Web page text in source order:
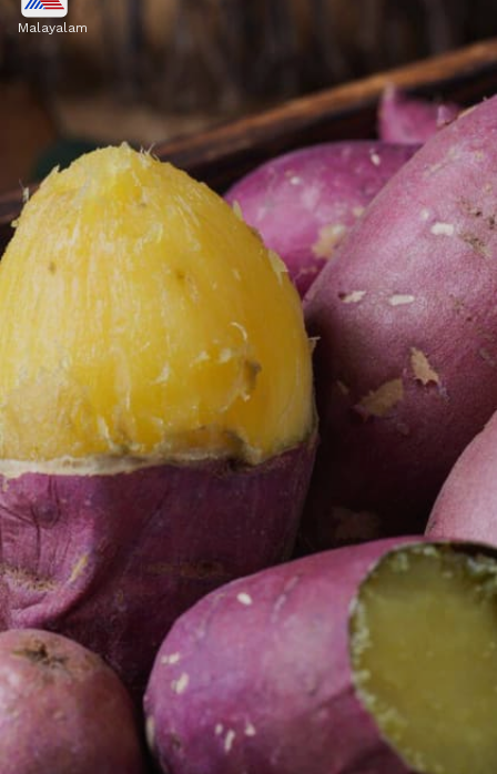
മധുരക്കിഴങ്ങിൽ നാരുകൾ ധാരാളം
അടങ്ങിയിട്ടുണ്ട്, ഇത് സാവധാനത്തിൽ
ദഹിക്കുകയും രക്തത്തിലെ പഞ്ചസാരയുടെ
അളവ് ഉയരുന്നതും തടയുന്നു.
Image credits: Getty
Malayalam